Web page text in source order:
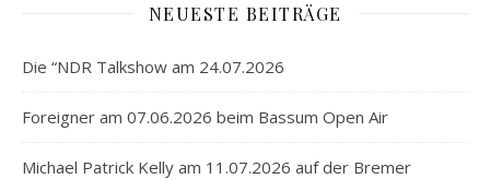
NEUESTE BEITRÄGE
Die “NDR Talkshow am 24.07.2026
Foreigner am 07.06.2026 beim Bassum Open Air
Michael Patrick Kelly am 11.07.2026 auf der Bremer